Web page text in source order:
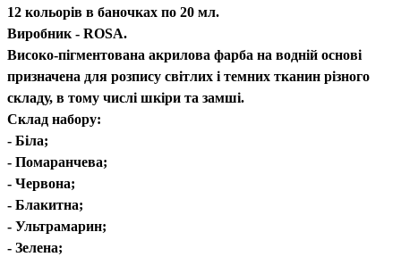
12 кольорів в баночках по 20 мл.
Виробник - ROSA.
Високо-пігментована акрилова фарба на водній основі
призначена для розпису світлих і темних тканин різного
складу, в тому числі шкіри та замші.
Склад набору:
- Біла;
- Помаранчева;
- Червона;
- Блакитна;
- Ультрамарин;
- Зелена;